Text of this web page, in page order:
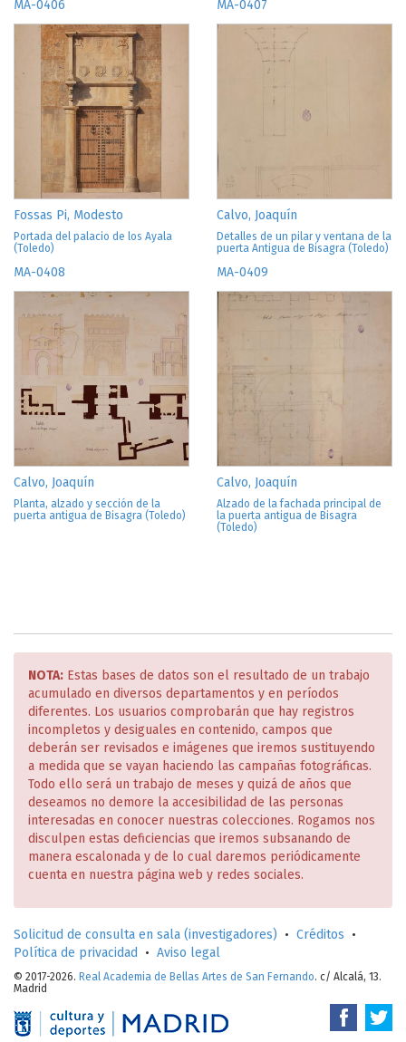
MA-0406
Fossas Pi, Modesto
Portada del palacio de los Ayala
(Toledo)
MA-0407
Calvo, Joaquín
Detalles de un pilar y ventana de la
puerta Antigua de Bisagra (Toledo)
MA-0408
Calvo, Joaquín
Planta, alzado y sección de la
puerta antigua de Bisagra (Toledo)
MA-0409
Calvo, Joaquín
Alzado de la fachada principal de
la puerta antigua de Bisagra
(Toledo)
NOTA: Estas bases de datos son el resultado de un trabajo
acumulado en diversos departamentos y en períodos
diferentes. Los usuarios comprobarán que hay registros
incompletos y desiguales en contenido, campos que
deberán ser revisados e imágenes que iremos sustituyendo
a medida que se vayan haciendo las campañas fotográficas.
Todo ello será un trabajo de meses y quizá de años que
deseamos no demore la accesibilidad de las personas
interesadas en conocer nuestras colecciones. Rogamos nos
disculpen estas deficiencias que iremos subsanando de
manera escalonada y de lo cual daremos periódicamente
cuenta en nuestra página web y redes sociales.
Solicitud de consulta en sala (investigadores) • Créditos •
Política de privacidad
• Aviso legal
© 2017-2026. Real Academia de Bellas Artes de San Fernando. c/ Alcalá, 13.
Madrid